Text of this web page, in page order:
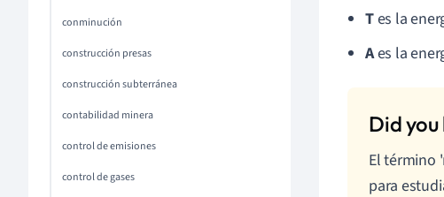
conminución
construcción presas
construcción subterránea
contabilidad minera
control de emisiones
control de gases
Tes la
Aes la
El término
para